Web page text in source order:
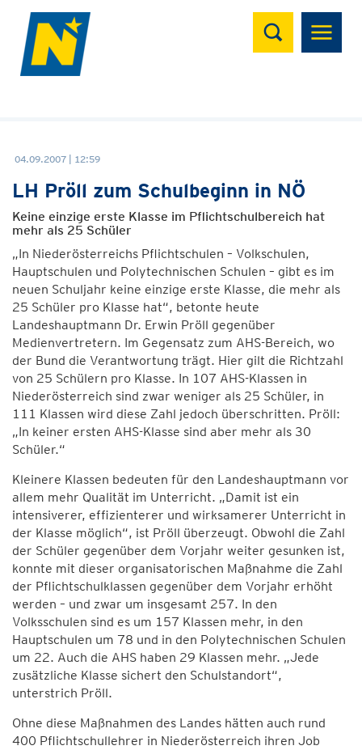
Suchen
04.09.2007 | 12:59
LH Pröll zum Schulbeginn in NÖ
Keine einzige erste Klasse im Pflichtschulbereich hat
mehr als 25 Schüler
„In Niederösterreichs Pflichtschulen – Volkschulen,
Hauptschulen und Polytechnischen Schulen – gibt es im
neuen Schuljahr keine einzige erste Klasse, die mehr als
25 Schüler pro Klasse hat“, betonte heute
Landeshauptmann Dr. Erwin Pröll gegenüber
Medienvertretern. Im Gegensatz zum AHS-Bereich, wo
der Bund die Verantwortung trägt. Hier gilt die Richtzahl
von 25 Schülern pro Klasse. In 107 AHS-Klassen in
Niederösterreich sind zwar weniger als 25 Schüler, in
111 Klassen wird diese Zahl jedoch überschritten. Pröll:
„In keiner ersten AHS-Klasse sind aber mehr als 30
Schüler.“
Kleinere Klassen bedeuten für den Landeshauptmann vor
allem mehr Qualität im Unterricht. „Damit ist ein
intensiverer, effizienterer und wirksamerer Unterricht in
der Klasse möglich“, ist Pröll überzeugt. Obwohl die Zahl
der Schüler gegenüber dem Vorjahr weiter gesunken ist,
konnte mit dieser organisatorischen Maßnahme die Zahl
der Pflichtschulklassen gegenüber dem Vorjahr erhöht
werden – und zwar um insgesamt 257. In den
Volksschulen sind es um 157 Klassen mehr, in den
Hauptschulen um 78 und in den Polytechnischen Schulen
um 22. Auch die AHS haben 29 Klassen mehr. „Jede
zusätzliche Klasse sichert den Schulstandort“,
unterstrich Pröll.
Ohne diese Maßnahmen des Landes hätten auch rund
400 Pflichtschullehrer in Niederösterreich ihren Job